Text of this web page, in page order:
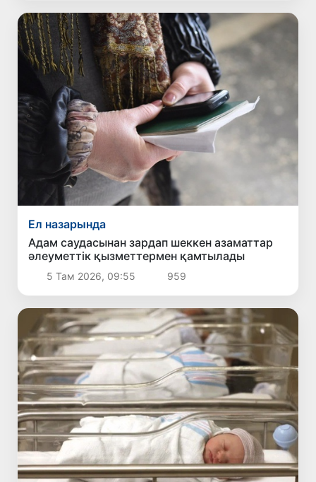
Ел назарында
Адам саудасынан зардап шеккен азаматтар
әлеуметтік қызметтермен қамтылады
5 Там 2026, 09:55 959